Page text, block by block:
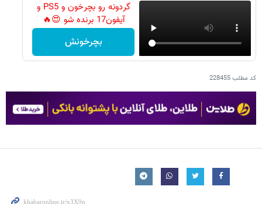
گردونه رو بچرخون و PS5 و
آیفون17 برنده شو 😍🔥
بچرخونش
کد مطلب228455